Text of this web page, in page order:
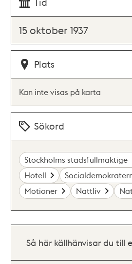
15 oktober 1937
Plats
Kan inte visas på karta
Sökord
Stockholms stadsfullmäktige
Hotell
Motioner
Nattliv
Så här källhänvisar du till